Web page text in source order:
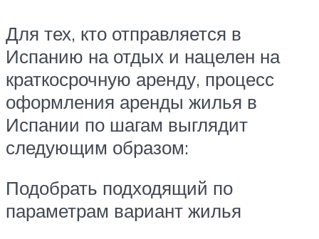
Для тех, кто отправляется в
Испанию на отдых и нацелен на
краткосрочную аренду, процесс
оформления аренды жилья в
Испании по шагам выглядит
следующим образом:
Подобрать подходящий по
параметрам вариант жилья